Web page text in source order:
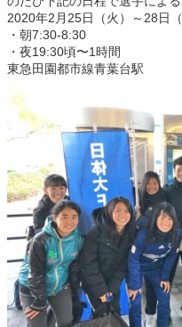
2020年2月25日（火）～28日（
・朝7:30-8:30
・夜19:30頃〜1時間
東急田園都市線青葉台駅